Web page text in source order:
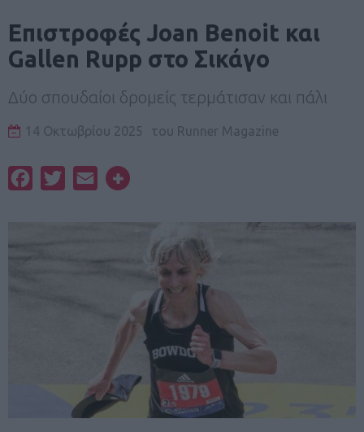
Eπιστροφές Joan Benoit και
Gallen Rupp στο Σικάγο
Δύο σπουδαίοι δρομείς τερμάτισαν και πάλι
14 Οκτωβρίου 2025 του Runner Magazine
FacebookTwitterEmail